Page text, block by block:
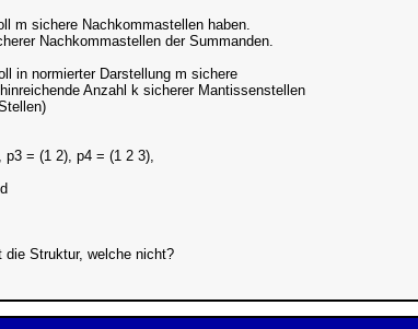
m sichere Nachkommastellen haben.
Nachkommastellen der Summanden.
in normierter Darstellung m sichere
Anzahl k sicherer Mantissenstellen
= (1 2), p4 = (1 2 3),
die Struktur, welche nicht?